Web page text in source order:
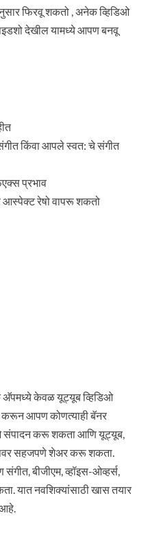
फिरवू शकतो , अनेक व्हिडिओ
देखील यामध्ये आपण बनवू
किंवा आपले स्वत: चे संगीत
प्रभाव
रेषो वापरू शकतो
अ‍ॅपमध्ये केवळ यूट्यूब व्हिडिओ
करून आपण कोणत्याही बॅनर
संपादन करू शकता आणि यूट्यूब,
सहजपणे शेअर करू शकता.
बीजीएम, व्हॉइस-ओव्हर्स,
यात नवशिक्यांसाठी खास तयार
आहे.